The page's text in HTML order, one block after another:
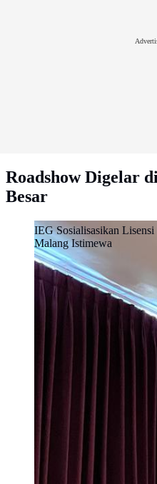
Roadshow Digelar
Besar
IEG Sosialisasikan
Malang Istimewa